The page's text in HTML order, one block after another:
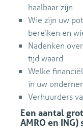
haalbaar zijn
Wie zijn uw
bereiken en
Nadenken
tijd waard
Welke
in uw
Verhuurders
Een aantal
AMRO en